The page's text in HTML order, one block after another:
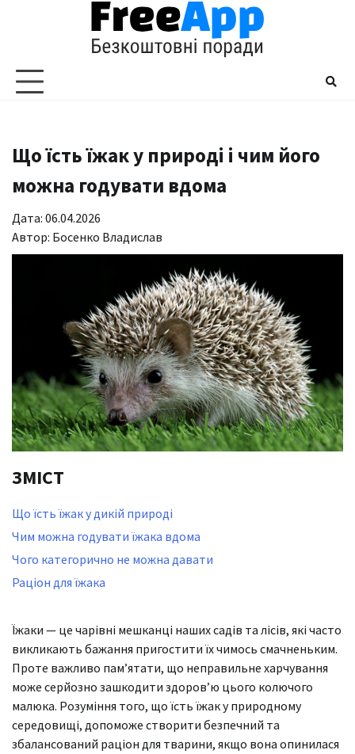
Що їсть їжак у природі і чим його
можна годувати вдома
Дата: 06.04.2026
Автор: Босенко Владислав
ЗМІСТ
Що їсть їжак у дикій природі
Чим можна годувати їжака вдома
Чого категорично не можна давати
Раціон для їжака
Їжаки — це чарівні мешканці наших садів та лісів, які часто
викликають бажання пригостити їх чимось смачненьким.
Проте важливо пам’ятати, що неправильне харчування
може серйозно зашкодити здоров’ю цього колючого
малюка. Розуміння того, що їсть їжак у природному
середовищі, допоможе створити безпечний та
збалансований раціон для тварини, якщо вона опинилася